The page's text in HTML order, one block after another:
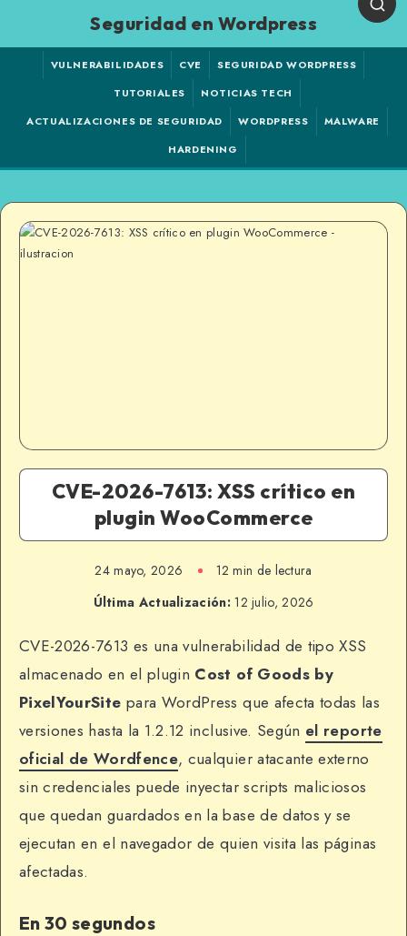
Seguridad en Wordpress
VULNERABILIDADES CVE
SEGURIDAD WORDPRESS
TUTORIALES
NOTICIAS TECH
ACTUALIZACIONES DE SEGURIDAD
WORDPRESS
MALWARE
HARDENING
CVE-2026-7613: XSS crítico en
plugin WooCommerce
24 mayo, 2026
12 min de lectura
Última Actualización:12 julio, 2026
CVE-2026-7613 es una vulnerabilidad de tipo XSS
almacenado en el plugin Cost of Goods by
PixelYourSite para WordPress que afecta todas las
versiones hasta la 1.2.12 inclusive. Según el reporte
oficial de Wordfence, cualquier atacante externo
sin credenciales puede inyectar scripts maliciosos
que quedan guardados en la base de datos y se
ejecutan en el navegador de quien visita las páginas
afectadas.
En 30 segundos